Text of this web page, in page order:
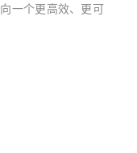
一个更高效、更可